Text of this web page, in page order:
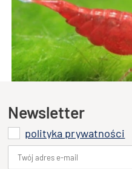
Pokarmy Żywe i
Newsletter
polityka prywatności